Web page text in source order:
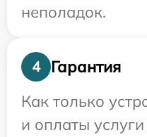
неполадок.
4
Гарантия
Как только
и оплаты